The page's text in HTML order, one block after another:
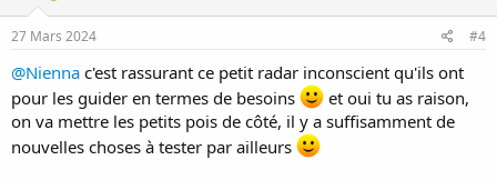
27 Mars 2024 #4
@Nienna c'est rassurant ce petit radar inconscient qu'ils ont
pour les guider en termes de besoins
et oui tu as raison,
on va mettre les petits pois de côté, il y a suffisamment de
nouvelles choses à tester par ailleurs